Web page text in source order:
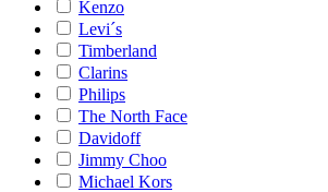
Kenzo
Levi´s
Timberland
Clarins
Philips
The North Face
Davidoff
Jimmy Choo
Michael Kors